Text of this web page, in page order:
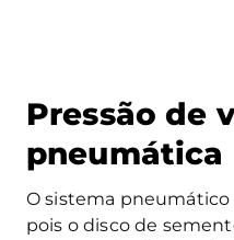
Pressão de
pneumática
O sistema
pois o disco de